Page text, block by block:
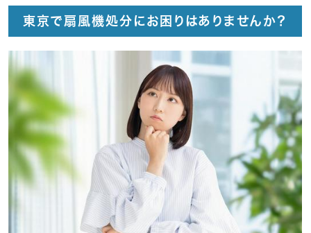
東京で扇風機処分にお困りはありませんか？